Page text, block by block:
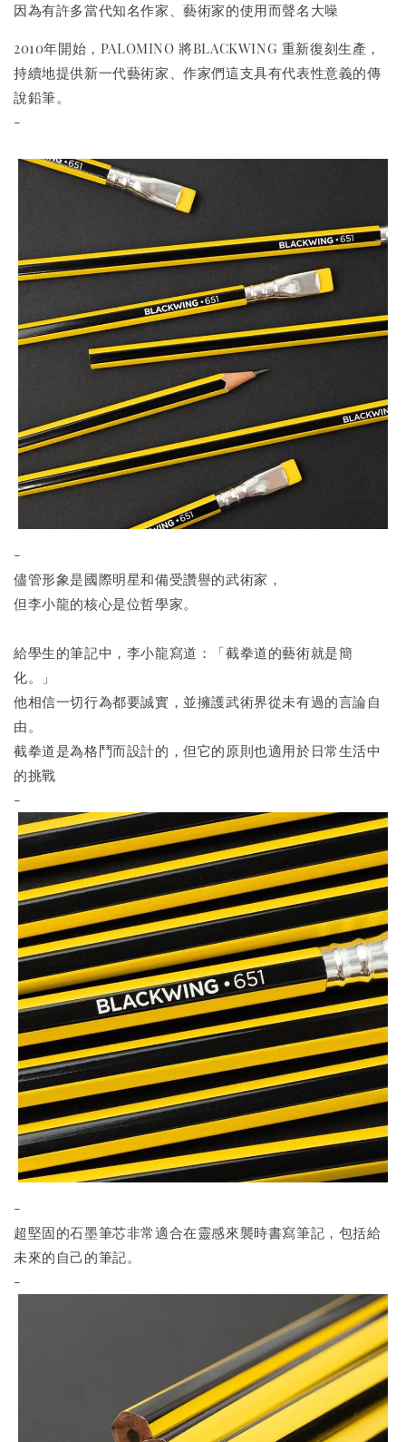
因為有許多當代知名作家、藝術家的使用而聲名大噪
2010年開始，PALOMINO 將BLACKWING 重新復刻生產，
持續地提供新一代藝術家、作家們這支具有代表性意義的傳
說鉛筆。
-
-
儘管形象是國際明星和備受讚譽的武術家，
但李小龍的核心是位哲學家。
給學生的筆記中，李小龍寫道：「截拳道的藝術就是簡
化。」
他相信一切行為都要誠實，並擁護武術界從未有過的言論自
由。
截拳道是為格鬥而設計的，但它的原則也適用於日常生活中
的挑戰
-
-
超堅固的石墨筆芯非常適合在靈感來襲時書寫筆記，包括給
未來的自己的筆記。
-